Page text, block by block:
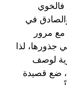
فالخوي
في
مرور
جذورها، لذا
لوصف
ضع قصيدة